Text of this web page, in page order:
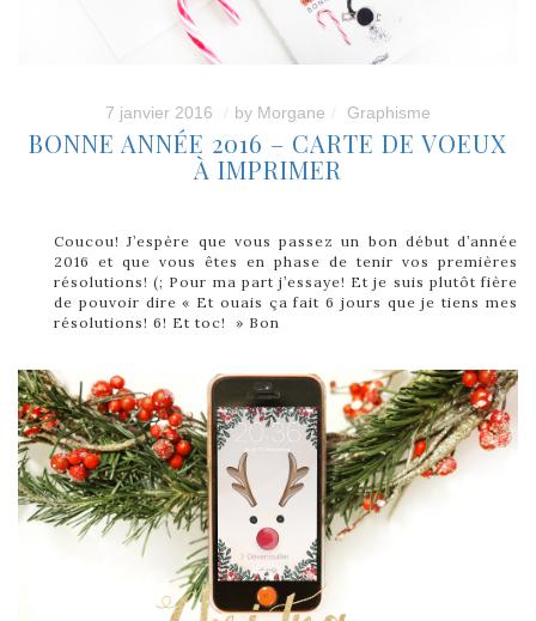
7 janvier 2016 by Morgane Graphisme
BONNE ANNÉE 2016 – CARTE DE VOEUX
À IMPRIMER
Coucou! J’espère que vous passez un bon début d’année
2016 et que vous êtes en phase de tenir vos premières
résolutions! (; Pour ma part j’essaye! Et je suis plutôt fière
de pouvoir dire « Et ouais ça fait 6 jours que je tiens mes
résolutions! 6! Et toc! » Bon